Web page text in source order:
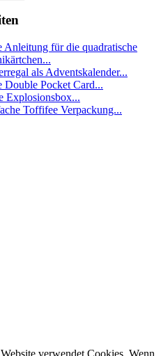
für die quadratische
als Adventskalender...
Pocket Card...
Explosionsbox...
Toffifee Verpackung...
verwendet Cookies. Wenn